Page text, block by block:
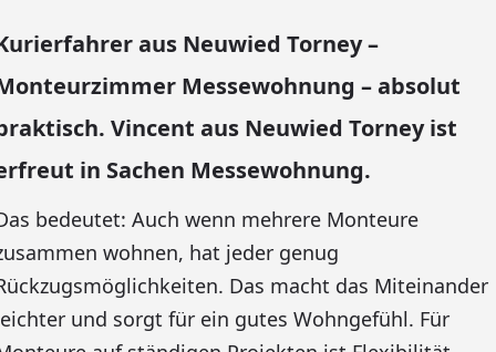
aus Neuwied Torney –
Messewohnung – absolut
Vincent aus Neuwied Torney ist
in Sachen Messewohnung.
bedeutet: Auch wenn mehrere Monteure
wohnen, hat jeder genug
Das macht das Miteinander
und sorgt für ein gutes Wohngefühl. Für